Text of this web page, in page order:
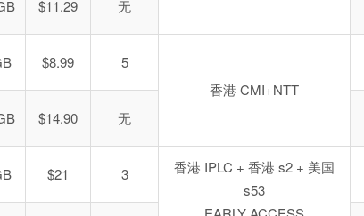
$11.29 无
$8.99
5
香港 CMI+NTT
$14.90 无
$21 3
香港 IPLC + 香港 s2 + 美国
s53